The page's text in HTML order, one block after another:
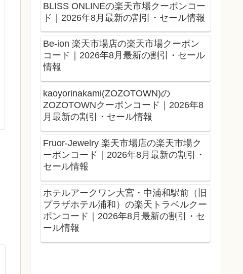
BLISS ONLINEの楽天市場クーポンコー
ド｜2026年8月最新の割引・セール情報
Be-ion 楽天市場店の楽天市場クーポン
コード｜2026年8月最新の割引・セール
情報
kaoyorinakami(ZOZOTOWN)の
ZOZOTOWNクーポンコード｜2026年8
月最新の割引・セール情報
Fruor-Jewelry 楽天市場店の楽天市場ク
ーポンコード｜2026年8月最新の割引・
セール情報
ホテルアークワン大宮・中浦和駅前（旧
プラザホテル浦和）の楽天トラベルクー
ポンコード｜2026年8月最新の割引・セ
ール情報